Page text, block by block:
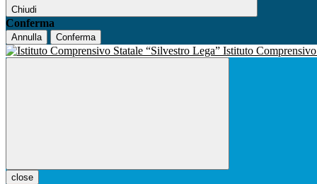
Chiudi
Conferma
Annulla Conferma
Istituto Comprensivo
close